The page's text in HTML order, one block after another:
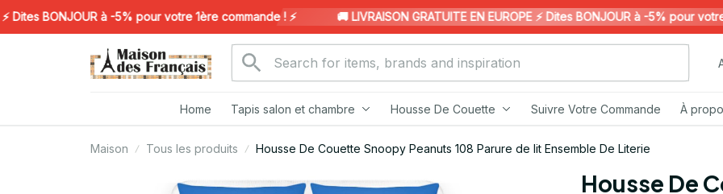
BONJOUR à -5% pour votre 1ère commande ! ⚡️ 🚚 LIVRAISON GRATUITE EN EUROPE ⚡️ Dites BONJOUR à -5% pour votre
Home Tapis salon et chambre Housse De Couette Suivre Votre Commande À
Maison Tous les produits Housse De Couette Snoopy Peanuts 108 Parure de lit Ensemble De Literie
Housse De